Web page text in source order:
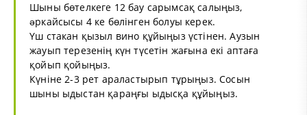
Шыны бөтелкеге 12 бау сарымсақ салыңыз,
əркайсысы 4 ке бөлінген болуы керек.
Үш стакан қызыл вино құйыңыз үстінен. Аузын
жауып терезенің күн түсетін жағына екі аптаға
қойып қойыңыз.
Күніне 2-3 рет араластырып тұрыңыз. Сосын
шыны ыдыстан қараңғы ыдысқа құйыңыз.